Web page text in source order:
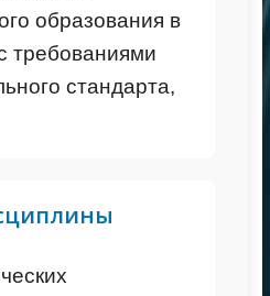
образования в
требованиями
стандарта,